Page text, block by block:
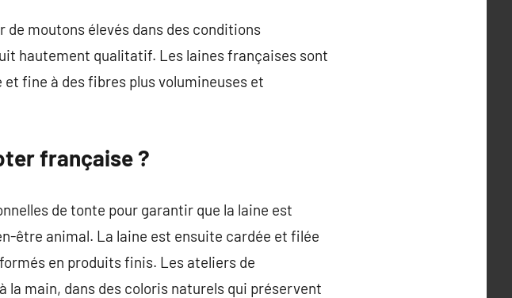
moutons élevés dans des conditions
hautement qualitatif. Les laines françaises sont
fine à des fibres plus volumineuses et
française ?
de tonte pour garantir que la laine est
être animal. La laine est ensuite cardée et filée
en produits finis. Les ateliers de
main, dans des coloris naturels qui préservent